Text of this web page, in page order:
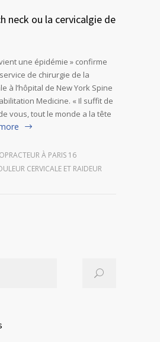
neck ou la cervicalgie de
une épidémie » confirme
de chirurgie de la
à l’hôpital de New York Spine
Medicine. « Il suffit de
vous, tout le monde a la tête
À PARIS 16
CERVICALE ET RAIDEUR